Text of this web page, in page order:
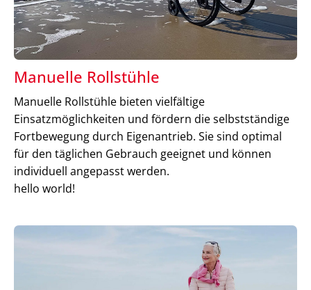
Manuelle Rollstühle
Manuelle Rollstühle bieten vielfältige
Einsatzmöglichkeiten und fördern die selbstständige
Fortbewegung durch Eigenantrieb. Sie sind optimal
für den täglichen Gebrauch geeignet und können
individuell angepasst werden.
hello world!